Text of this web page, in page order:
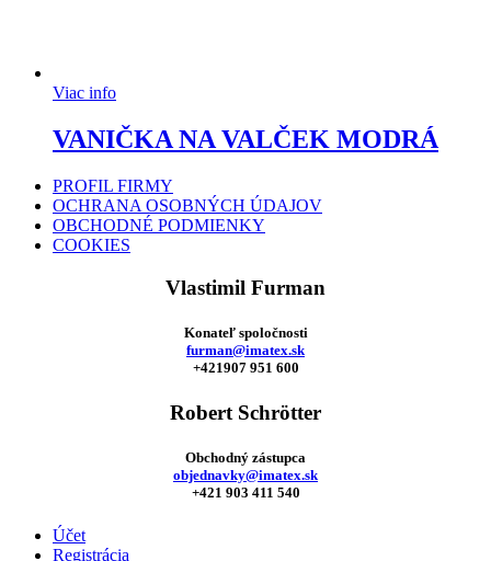
Viac info
VANIČKA NA VALČEK MODRÁ
PROFIL FIRMY
OCHRANA OSOBNÝCH ÚDAJOV
OBCHODNÉ PODMIENKY
COOKIES
Vlastimil Furman
Konateľ spoločnosti
furman@imatex.sk
+421907 951 600
Robert Schrötter
Obchodný zástupca
objednavky@imatex.sk
+421 903 411 540
Účet
Registrácia